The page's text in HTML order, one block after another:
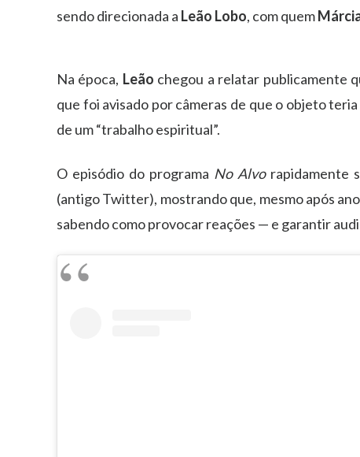
sendo direcionada a Leão Lobo, com quem
Na época, Leão chegou a relatar publicamente
que foi avisado por câmeras de que o objeto
de um “trabalho espiritual”.
O episódio do programa No Alvorapidamente
(antigo Twitter), mostrando que, mesmo após
sabendo como provocar reações — e garantir